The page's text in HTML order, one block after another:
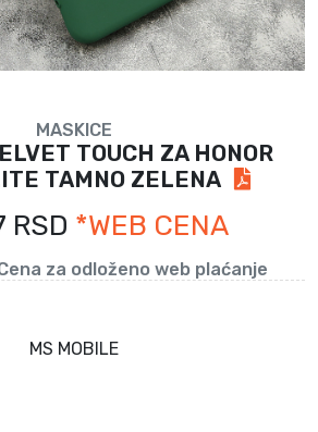
MASKICE
TOUCH ZA HONOR
TAMNO ZELENA
RSD *WEB CENA
za odloženo web plaćanje
MS MOBILE